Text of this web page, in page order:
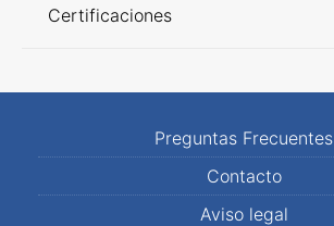
Certificaciones
Preguntas Frecuentes
Contacto
Aviso legal